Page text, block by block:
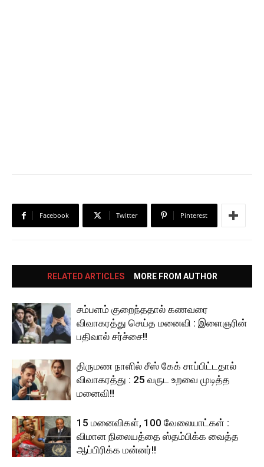
Facebook Twitter Pinterest
RELATED ARTICLES MORE FROM AUTHOR
சம்பளம் குறைந்ததால் கணவரை
விவாகரத்து செய்த மனைவி : இளைஞரின்
பதிவால் சர்ச்சை!!
திருமண நாளில் சீஸ் கேக் சாப்பிட்டதால்
விவாகரத்து : 25 வருட உறவை முடித்த
மனைவி!!
15 மனைவிகள், 100 வேலையாட்கள் :
விமான நிலையத்தை ஸ்தம்பிக்க வைத்த
ஆப்பிரிக்க மன்னர்!!